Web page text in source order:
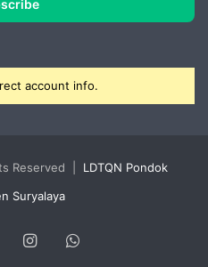
account info.
Reserved | LDTQN Pondok
Suryalaya
YouTubeInstagramWhatsApp